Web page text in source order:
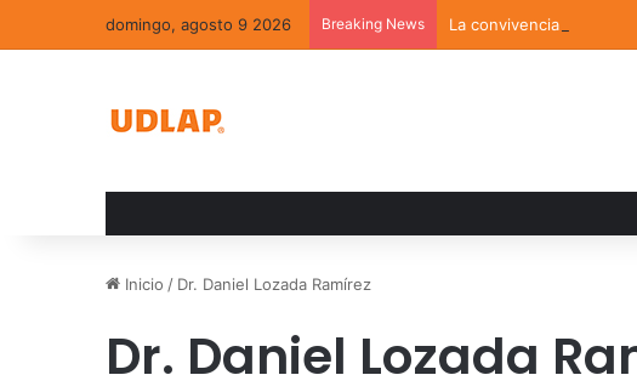
domingo, agosto 9 2026 Breaking News La convivencia familiar
Inicio / Dr. Daniel Lozada Ramírez
Dr. Daniel Lozada